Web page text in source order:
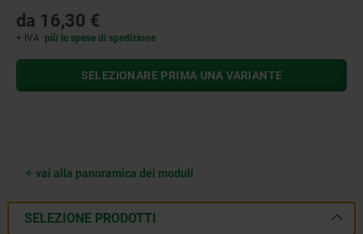
da 16,30 €
+ IVA più le spese di spedizione
SELEZIONARE PRIMA UNA VARIANTE
vai alla panoramica dei moduli
SELEZIONE PRODOTTI